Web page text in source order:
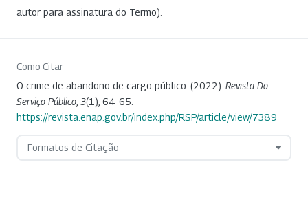
autor para assinatura do Termo).
Como Citar
O crime de abandono de cargo público. (2022). Revista Do
Serviço Público 3(1), 64-65.
https://revista.enap.gov.br/index.php/RSP/article/view/7389
Formatos de Citação